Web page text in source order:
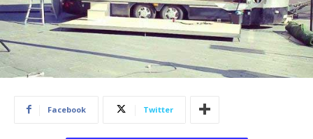
Facebook Twitter